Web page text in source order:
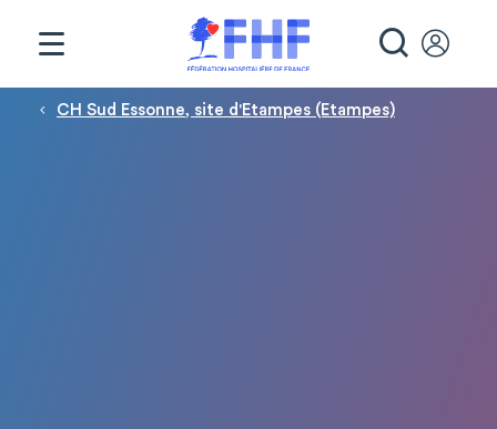
Fil d'Ariane
CH Sud Essonne, site d'Etampes (Etampes)
Panneau de gestion des cookies